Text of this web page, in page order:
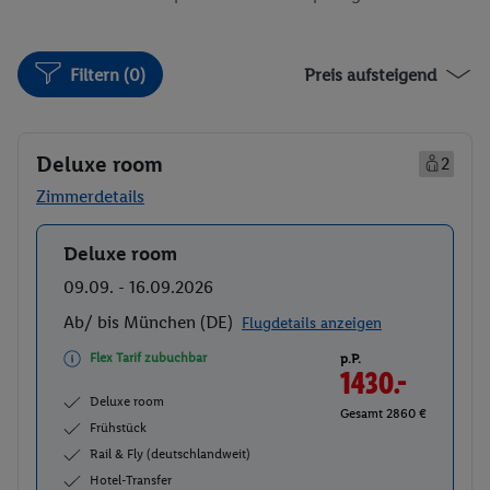
Filtern (0) Preis aufsteigend
Deluxe room
2
Zimmerdetails
Buchen
Deluxe room
09.09. - 16.09.2026
Ab/ bis München (DE) Flugdetails anzeigen
Flex Tarif zubuchbar
Deluxe room
Frühstück
Rail & Fly (deutschlandweit)
Hotel-Transfer
p.P.
1430.-
Gesamt 2860 €